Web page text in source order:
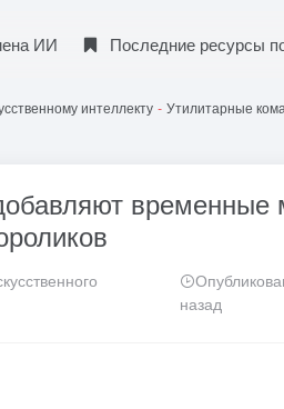
ИИ Последние ресурсы
интеллекту - Утилитарные
временные
назад